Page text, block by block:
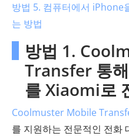
방법 5. 컴퓨터에서 iPhone
는 방법
방법 1.
Transfer 통
를 Xiaomi로
Coolmuster Mobile
를 지원하는 전문적인 전화